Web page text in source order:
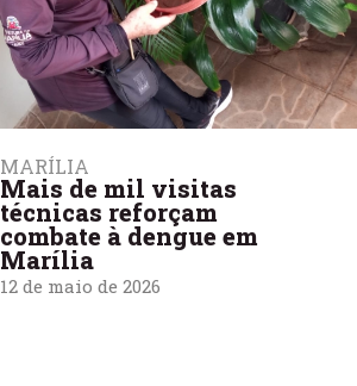
MARÍLIA
Mais de mil visitas
técnicas reforçam
combate à dengue em
Marília
12 de maio de 2026